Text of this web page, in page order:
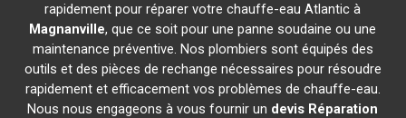
rapidement pour réparer votre chauffe-eau Atlantic à
Magnanville, que ce soit pour une panne soudaine ou une
maintenance préventive. Nos plombiers sont équipés des
outils et des pièces de rechange nécessaires pour résoudre
rapidement et efficacement vos problèmes de chauffe-eau.
Nous nous engageons à vous fournir un devis Réparation